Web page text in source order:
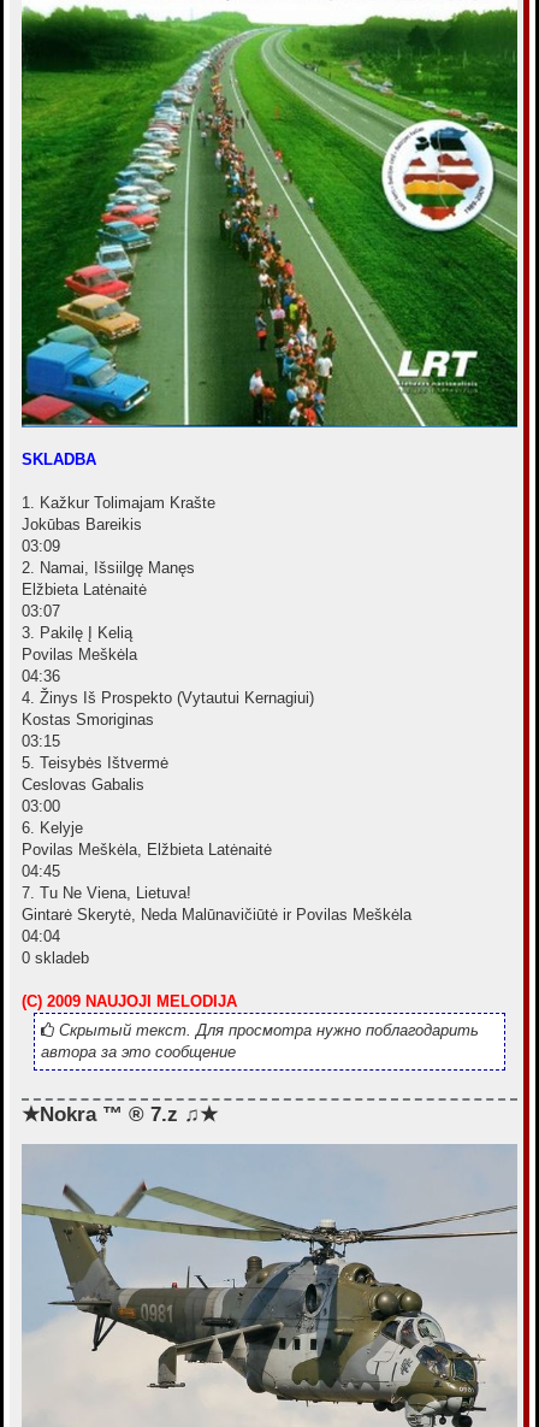
SKLADBA
1. Kažkur Tolimajam Krašte
Jokūbas Bareikis
03:09
2. Namai, Išsiilgę Manęs
Elžbieta Latėnaitė
03:07
3. Pakilę Į Kelią
Povilas Meškėla
04:36
4. Žinys Iš Prospekto (Vytautui Kernagiui)
Kostas Smoriginas
03:15
5. Teisybės Ištvermė
Ceslovas Gabalis
03:00
6. Kelyje
Povilas Meškėla, Elžbieta Latėnaitė
04:45
7. Tu Ne Viena, Lietuva!
Gintarė Skerytė, Neda Malūnavičiūtė ir Povilas Meškėla
04:04
0 skladeb
(C) 2009 NAUJOJI MELODIJA
Скрытый текст. Для просмотра нужно поблагодарить
автора за это сообщение
★Nokra ™ ® 7.z ♫★